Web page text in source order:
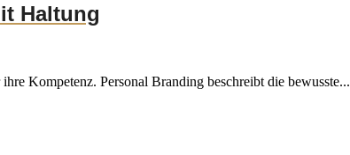
Haltung
Kompetenz. Personal Branding beschreibt die bewusste...